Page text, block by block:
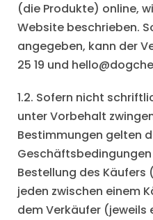
(die Produkte) online,
Website beschrieben.
angegeben, kann der
25 19 und
1.2. Sofern nicht
unter Vorbehalt
Bestimmungen gelten
Bestellung des
jeden zwischen einem
dem Verkäufer (jeweils